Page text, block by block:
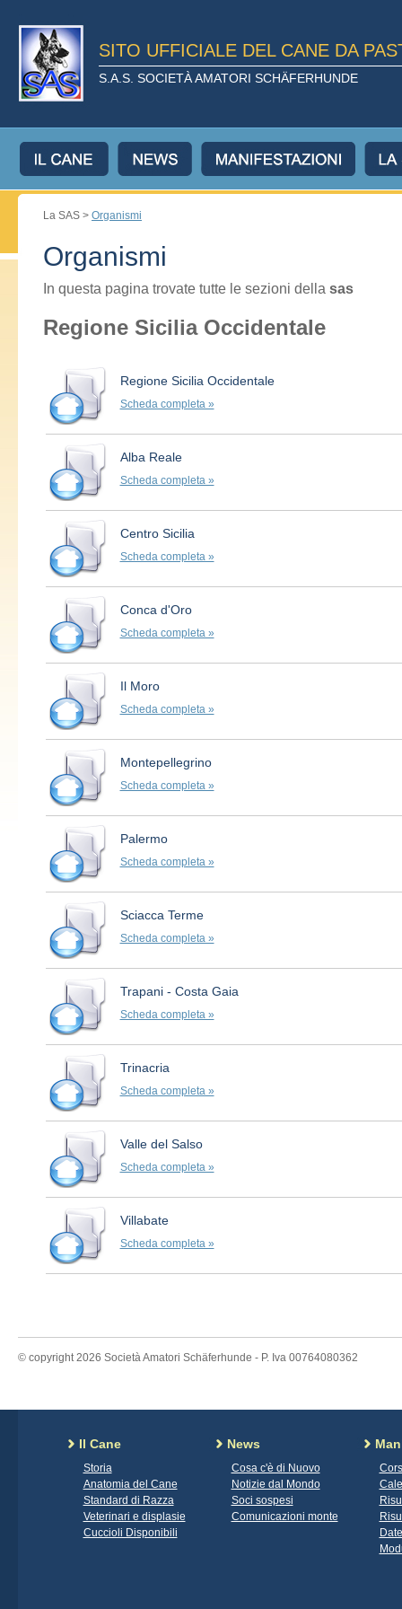
SITO UFFICIALE DEL CANE DA
S.A.S. SOCIETÀ AMATORI SCHÄFERHUNDE
La SAS > Organismi
Organismi
In questa pagina trovate tutte le sezioni della sas
Regione Sicilia Occidentale
Regione Sicilia Occidentale
Scheda completa »
Alba Reale
Scheda completa »
Centro Sicilia
Scheda completa »
Conca d'Oro
Scheda completa »
Il Moro
Scheda completa »
Montepellegrino
Scheda completa »
Palermo
Scheda completa »
Sciacca Terme
Scheda completa »
Trapani - Costa Gaia
Scheda completa »
Trinacria
Scheda completa »
Valle del Salso
Scheda completa »
Villabate
Scheda completa »
© copyright 2026 Società Amatori Schäferhunde - P. Iva 00764080362
Il Cane
Storia
Anatomia del Cane
Standard di Razza
Veterinari e displasie
Cuccioli Disponibili
News
Cosa c'è di Nuovo
Notizie dal Mondo
Soci sospesi
Comunicazioni monte